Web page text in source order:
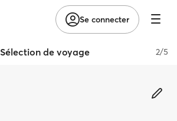
Se connecter
Sélection de voyage 2/5